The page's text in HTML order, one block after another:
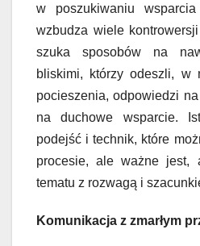
w poszukiwaniu
wzbudza wiele
szuka sposobów na
bliskimi, którzy odeszli, w
pocieszenia, odpowiedzi
na duchowe wsparcie.
podejść i technik, które
procesie, ale ważne jest,
tematu z rozwagą i
Komunikacja z zmarłym